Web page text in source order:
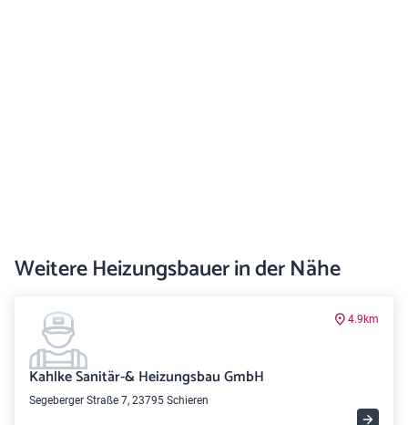
Weitere Heizungsbauer in der Nähe
4.9km
Kahlke Sanitär-& Heizungsbau GmbH
Segeberger Straße 7, 23795 Schieren